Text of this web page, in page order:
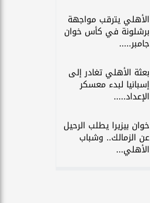
الأهلي يترقب مواجهة
برشلونة في كأس خوان
جامبر.....
بعثة الأهلي تغادر إلى
إسبانيا لبدء معسكر
الإعداد.....
خوان بيزيرا يطلب الرحيل
عن الزمالك.. وشباب
الأهلي...